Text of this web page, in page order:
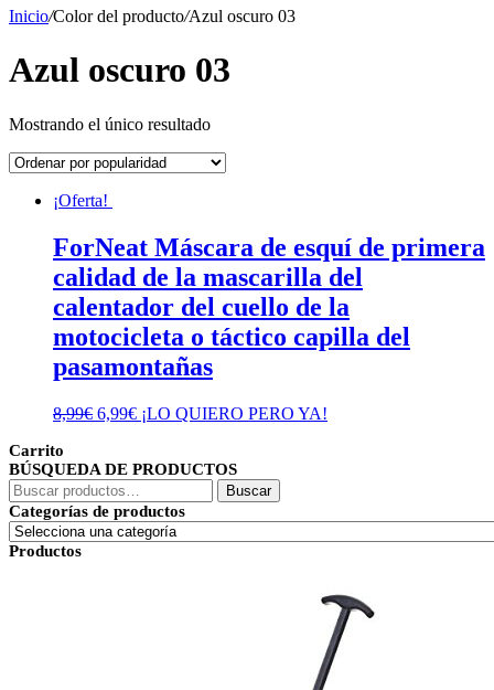
Inicio/Color del producto/Azul oscuro 03
Azul oscuro 03
Mostrando el único resultado
¡Oferta!
ForNeat Máscara de esquí de primera
calidad de la mascarilla del
calentador del cuello de la
motocicleta o táctico capilla del
pasamontañas
8,99€ El
era:
8,99€.
6,99€El
es:
6,99€.
¡LO QUIERO PERO YA!
Carrito
BÚSQUEDA DE PRODUCTOS
Buscar
por:
Buscar
Categorías de productos
Productos